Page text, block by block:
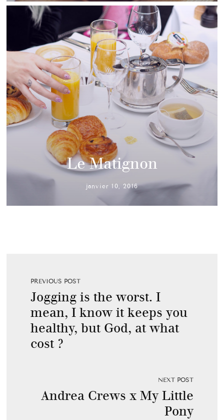
Le Matignon
janvier 10, 2016
PREVIOUS POST
Jogging is the worst. I
mean, I know it keeps you
healthy, but God, at what
cost ?
NEXT POST
Andrea Crews x My Little
Pony